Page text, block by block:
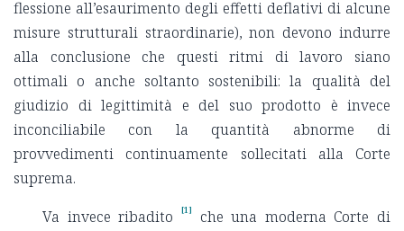
flessione all’esaurimento degli effetti deflativi di alcune
misure strutturali straordinarie), non devono indurre
alla conclusione che questi ritmi di lavoro siano
ottimali o anche soltanto sostenibili: la qualità del
giudizio di legittimità e del suo prodotto è invece
inconciliabile con la quantità abnorme di
provvedimenti continuamente sollecitati alla Corte
suprema.
Va invece ribadito
[1] che una moderna Corte di